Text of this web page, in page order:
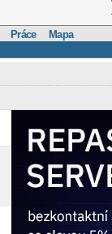
Práce Mapa